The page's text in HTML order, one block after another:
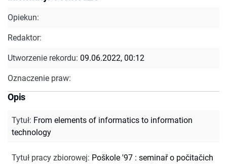
Opiekun:
Redaktor:
Utworzenie rekordu: 09.06.2022, 00:12
Oznaczenie praw:
Opis
Tytuł: From elements of informatics to information
technology
Tytuł pracy zbiorowej: Poškole '97 : seminař o počitačich